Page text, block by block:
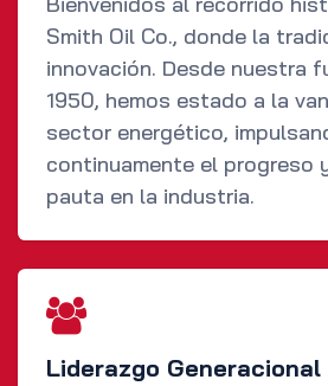
Smith Oil Co., donde la
innovación. Desde nuestra
1950, hemos estado a la
sector energético,
continuamente el progreso
pauta en la industria.
Liderazgo Generacional